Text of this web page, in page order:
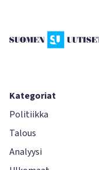
Kategoriat
Politiikka
Talous
Analyysi